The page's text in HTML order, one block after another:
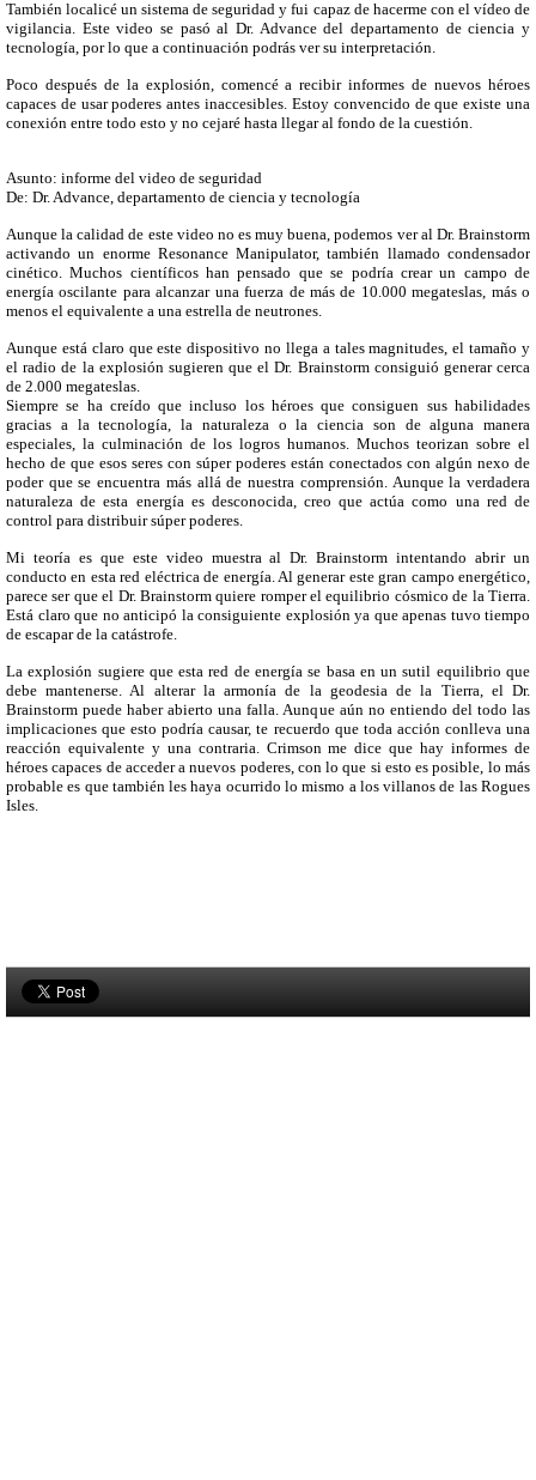
También localicé un sistema de seguridad y fui capaz de hacerme con el vídeo de
vigilancia. Este video se pasó al Dr. Advance del departamento de ciencia y
tecnología, por lo que a continuación podrás ver su interpretación.
Poco después de la explosión, comencé a recibir informes de nuevos héroes
capaces de usar poderes antes inaccesibles. Estoy convencido de que existe una
conexión entre todo esto y no cejaré hasta llegar al fondo de la cuestión.
Asunto: informe del video de seguridad
De: Dr. Advance, departamento de ciencia y tecnología
Aunque la calidad de este video no es muy buena, podemos ver al Dr. Brainstorm
activando un enorme Resonance Manipulator, también llamado condensador
cinético. Muchos científicos han pensado que se podría crear un campo de
energía oscilante para alcanzar una fuerza de más de 10.000 megateslas, más o
menos el equivalente a una estrella de neutrones.
Aunque está claro que este dispositivo no llega a tales magnitudes, el tamaño y
el radio de la explosión sugieren que el Dr. Brainstorm consiguió generar cerca
de 2.000 megateslas.
Siempre se ha creído que incluso los héroes que consiguen sus habilidades
gracias a la tecnología, la naturaleza o la ciencia son de alguna manera
especiales, la culminación de los logros humanos. Muchos teorizan sobre el
hecho de que esos seres con súper poderes están conectados con algún nexo de
poder que se encuentra más allá de nuestra comprensión. Aunque la verdadera
naturaleza de esta energía es desconocida, creo que actúa como una red de
control para distribuir súper poderes.
Mi teoría es que este video muestra al Dr. Brainstorm intentando abrir un
conducto en esta red eléctrica de energía. Al generar este gran campo energético,
parece ser que el Dr. Brainstorm quiere romper el equilibrio cósmico de la Tierra.
Está claro que no anticipó la consiguiente explosión ya que apenas tuvo tiempo
de escapar de la catástrofe.
La explosión sugiere que esta red de energía se basa en un sutil equilibrio que
debe mantenerse. Al alterar la armonía de la geodesia de la Tierra, el Dr.
Brainstorm puede haber abierto una falla. Aunque aún no entiendo del todo las
implicaciones que esto podría causar, te recuerdo que toda acción conlleva una
reacción equivalente y una contraria. Crimson me dice que hay informes de
héroes capaces de acceder a nuevos poderes, con lo que si esto es posible, lo más
probable es que también les haya ocurrido lo mismo a los villanos de las Rogues
Isles.